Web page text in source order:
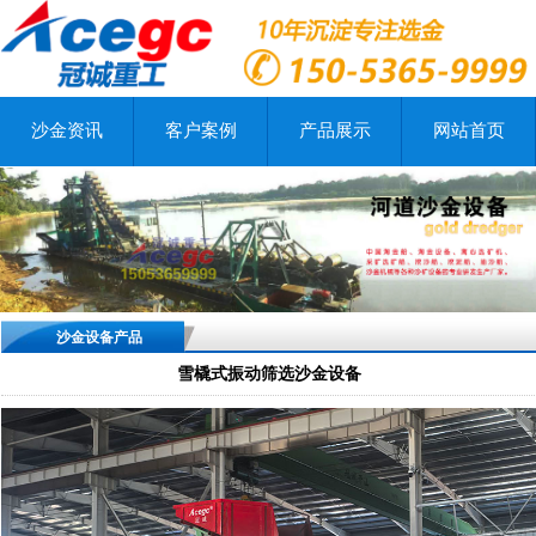
沙金资讯 客户案例 产品展示 网站首页
沙金设备产品
雪橇式振动筛选沙金设备